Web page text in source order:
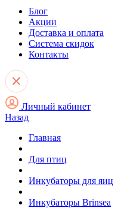
Блог
Акции
Доставка и оплата
Система скидок
Контакты
Личный кабинет
Назад
Главная
Для птиц
Инкубаторы для яиц
Инкубаторы Brinsea